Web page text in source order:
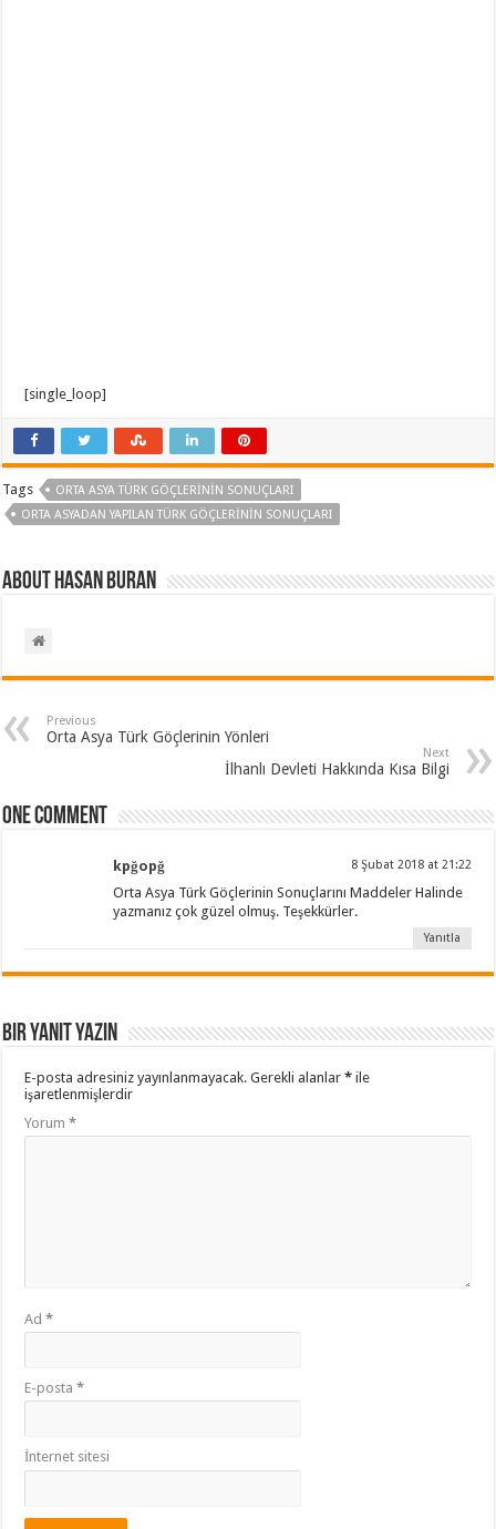
[single_loop]
Tags
ORTA ASYA TÜRK GÖÇLERININ SONUÇLARI
ORTA ASYADAN YAPILAN TÜRK GÖÇLERININ SONUÇLARI
About Hasan BURAN
Previous
Orta Asya Türk Göçlerinin Yönleri
Next
İlhanlı Devleti Hakkında Kısa Bilgi
One comment
kpğopğ 8 Şubat 2018 at 21:22
Orta Asya Türk Göçlerinin Sonuçlarını Maddeler Halinde
yazmanız çok güzel olmuş. Teşekkürler.
Yanıtla
Bir yanıt yazın
E-posta adresiniz yayınlanmayacak. Gerekli alanlar* ile
işaretlenmişlerdir
Yorum*
Ad*
E-posta*
İnternet sitesi